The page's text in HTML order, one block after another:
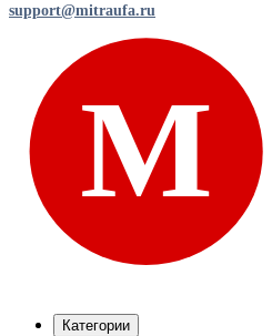
support@mitraufa.ru
Категории